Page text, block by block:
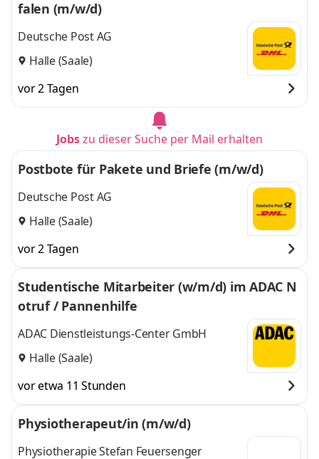
falen (m/w/d)
Deutsche Post AG
Halle (Saale)
vor 2 Tagen
Jobszu dieser Suche per Mail erhalten
Postbote für Pakete und Briefe (m/w/d)
Deutsche Post AG
Halle (Saale)
vor 2 Tagen
Studentische Mitarbeiter (w/m/d) im ADAC N
otruf / Pannenhilfe
ADAC Dienstleistungs-Center GmbH
Halle (Saale)
vor etwa 11 Stunden
Physiotherapeut/in (m/w/d)
Physiotherapie Stefan Feuersenger